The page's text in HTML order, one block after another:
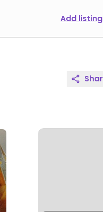
Add listing